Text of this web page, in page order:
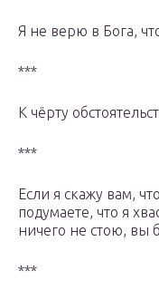
Я не верю в Бога,
***
К чёрту
***
Если я скажу вам,
подумаете, что я
ничего не стою, вы
***